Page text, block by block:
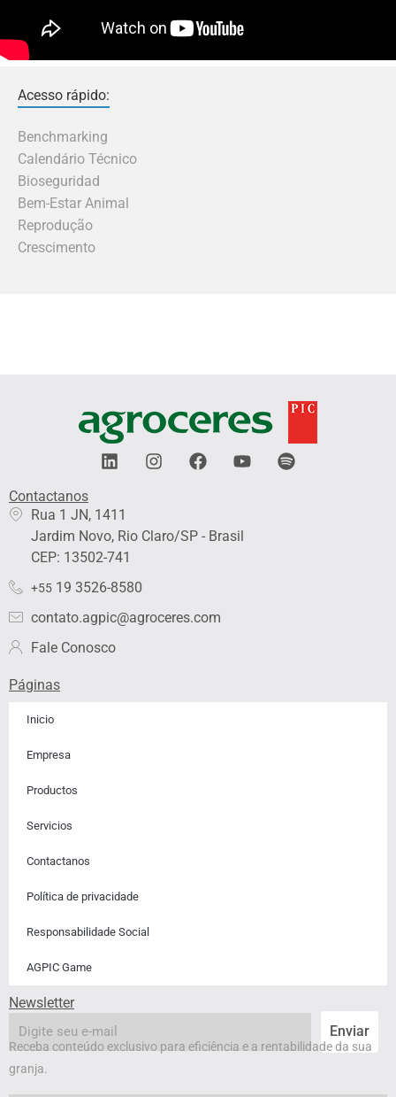
Acesso rápido:
Benchmarking
Calendário Técnico
Bioseguridad
Bem-Estar Animal
Reprodução
Crescimento
L
i
k
e
d
i
I
n
g
F
a
o
Y
o
b
S
p
Contactanos​
Rua 1 JN, 1411
Jardim Novo, Rio Claro/SP - Brasil
CEP: 13502-741
+55 19 3526-8580
contato.agpic@agroceres.com
Fale Conosco
Páginas
Inicio
Empresa
Productos
Servicios
Contactanos​
Política de privacidade
Responsabilidade Social
AGPIC Game
Newsletter
Enviar
Receba conteúdo exclusivo para eficiência e a rentabilidade da sua
granja.